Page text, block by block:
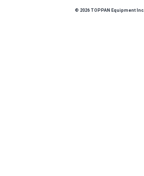
© 2026TOPPAN Equipment Inc.